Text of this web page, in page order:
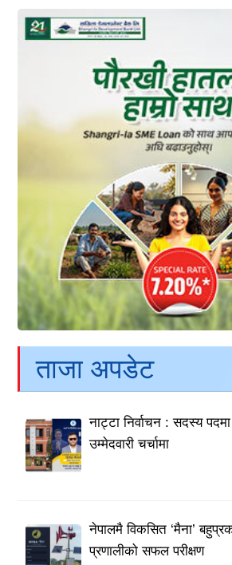
ताजा अपडेट
नाट्टा निर्वाचन : सदस्य
उम्मेदवारी चर्चामा
नेपालमै विकसित ‘मैना’
प्रणालीको सफल परीक्षण